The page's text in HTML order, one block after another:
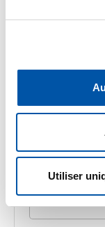
Utiliser
Votre message*